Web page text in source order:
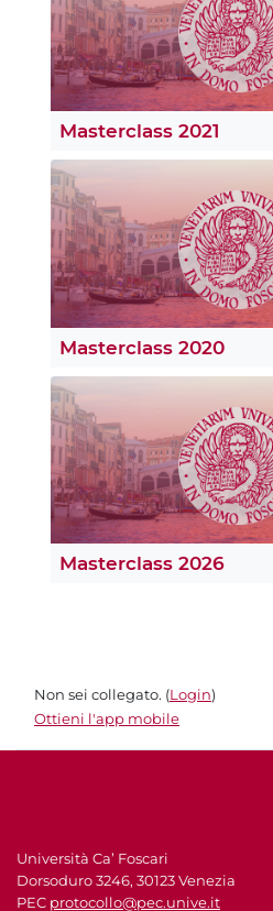
Masterclass 2021
Masterclass 2020
Masterclass 2026
Non sei collegato. (Login)
Ottieni l'app mobile
Università Ca’ Foscari
Dorsoduro 3246, 30123 Venezia
PEC protocollo@pec.unive.it